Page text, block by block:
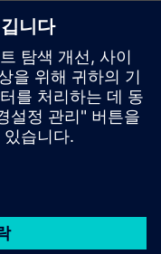
케이션 예제 및 FAQ